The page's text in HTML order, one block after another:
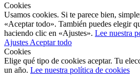
Cookies
Usamos cookies. Si te parece bien,
«Aceptar todo». También puedes elegir
haciendo clic en «Ajustes». Lee nuestra
Ajustes Aceptar todo
Cookies
Elige qué tipo de cookies aceptar. Tu
un año. Lee nuestra política de cookies